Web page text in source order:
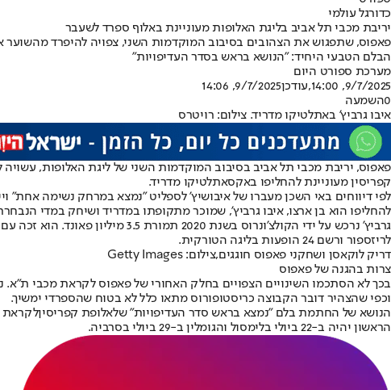
כדורגל עולמי
יריבת מכבי תל אביב בליגת האלופות מעוניינת באלוף ספרד לשעבר
פאפוס, שתפגוש את הצהובים בסיבוב המוקדמות השני, צפויה להיפרד מהשוער
הבלם הטבעי היחיד: "הנושא בראש בסדר העדיפויות"
מערכת ספורט היום
9/7/2025, 14:00
,עודכן9/7/2025, 14:06
0השמעה
איבו גרביץ' באתלטיקו מדריד. צילום: רויטרס
פאפוס, יריבת מכבי תל אביב בסיבוב המוקדמות השני של ליגת האלופות,
קפריסין מעוניינת להחליפו באקסאתלטיקו מדריד.
להחליפו הוא בן ארצו, איבו גרביץ', שמוכר מתקופתו במדריד ושיחק במדי
לריזספור ורשם 24 הופעות בליגה הטורקית.
דריק לוקאסן ושחקני פאפוס חוגגים,צילום: Getty Images
צרות בהגנה של פאפוס
בכך לא הסתכמו השינויים הצפויים בחלק האחורי של פאפוס לקראת מכבי ת"א.
וכפי שהצהיר דובר הקבוצה כריסטופורוס מתאו כלל לא בטוח שהספרדי ימשיך.
הנושא של החתמת בלם "נמצא בראש סדר העדיפויות" שלאלופת קפריסיןלקראת
הראשון יהיה ב-22 ביולי בלימסול והגומלין ב-29 ביולי בסרביה.